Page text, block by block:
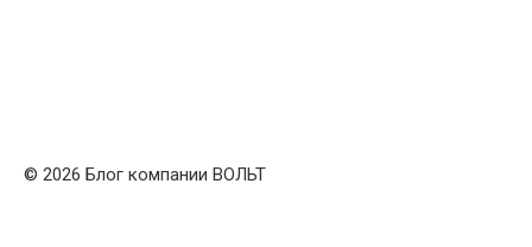
© 2026 Блог компании ВОЛЬТ